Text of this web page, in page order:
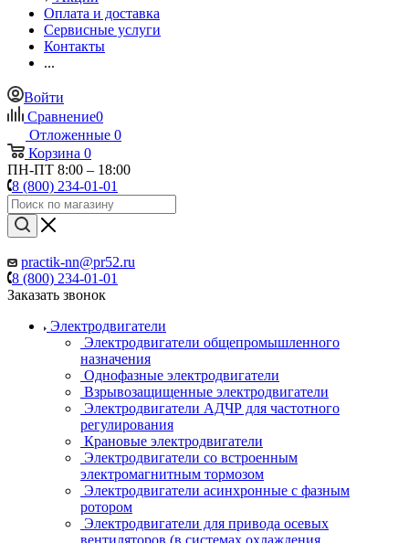
Оплата и доставка
Сервисные услуги
Контакты
...
Войти
Сравнение0
Отложенные 0
Корзина 0
ПН-ПТ 8:00 – 18:00
8 (800) 234-01-01
practik-nn@pr52.ru
8 (800) 234-01-01
Заказать звонок
Электродвигатели
Электродвигатели общепромышленного
назначения
Однофазные электродвигатели
Взрывозащищенные электродвигатели
Электродвигатели АДЧР для частотного
регулирования
Крановые электродвигатели
Электродвигатели со встроенным
электромагнитным тормозом
Электродвигатели асинхронные с фазным
ротором
Электродвигатели для привода осевых
вентиляторов (в системах охлаждения